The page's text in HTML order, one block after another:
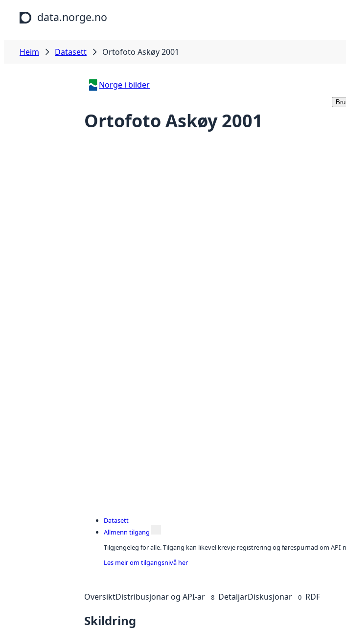
Hopp til hovudinnhald
data.norge.no
Heim Datasett Ortofoto Askøy 2001
Norge i bilder
Ortofoto Askøy 2001
Datasett
Allmenn tilgang
Tilgjengeleg for alle. Tilgang kan likevel krevje registrering og førespurnad om
Les meir om tilgangsnivå her
OversiktDistribusjonar og API-ar 8 DetaljarDiskusjonar 0 RDF
Skildring